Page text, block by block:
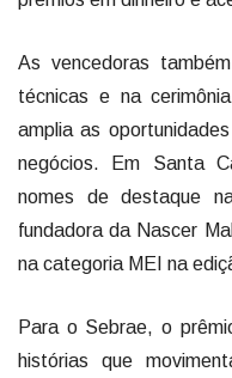
As vencedoras
técnicas e na
amplia as
negócios. Em Santa
nomes de destaque
fundadora da Nascer
na categoria MEI na
Para o Sebrae, o
histórias que